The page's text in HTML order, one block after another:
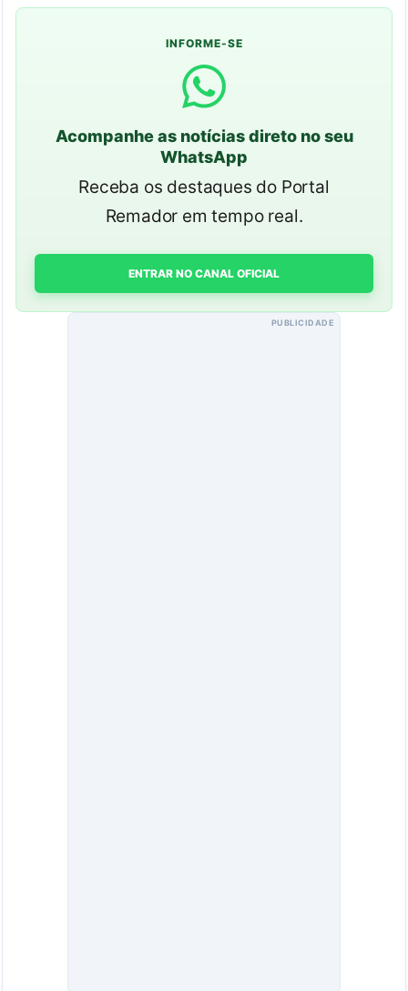
INFORME-SE
Acompanhe as notícias direto no seu
WhatsApp
Receba os destaques do Portal
Remador em tempo real.
ENTRAR NO CANAL OFICIAL
PUBLICIDADE